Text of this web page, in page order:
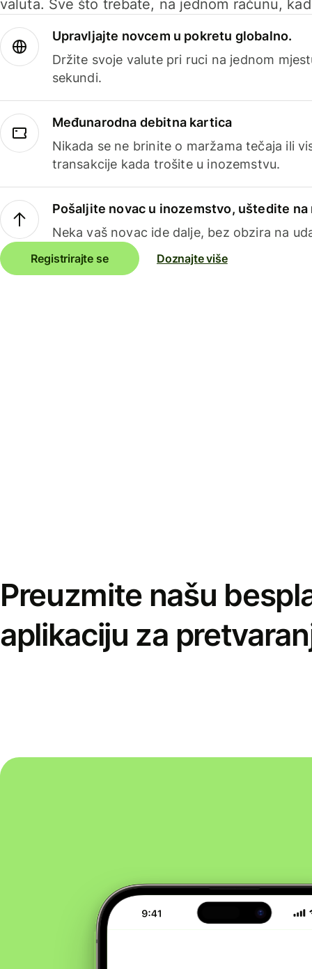
valuta. Sve što trebate, na jednom računu,
Upravljajte novcem u pokretu globalno.
Držite svoje valute pri ruci na jednom
sekundi.
Međunarodna debitna kartica
Nikada se ne brinite o maržama tečaja ili
transakcije kada trošite u inozemstvu.
Pošaljite novac u inozemstvo, uštedite na
Neka vaš novac ide dalje, bez obzira na
Registrirajte se Doznajte više
Preuzmite našu
aplikaciju za